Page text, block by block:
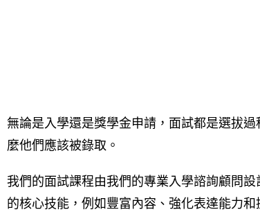
無論是入學還是獎學金申請，面試都是選拔
麼他們應該被錄取。
我們的面試課程由我們的專業入學諮詢顧問
的核心技能，例如豐富內容、強化表達能力